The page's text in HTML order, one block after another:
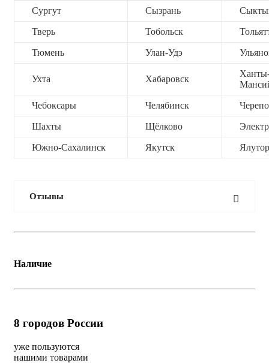
Сургут Сызрань
Тверь Тобольск
Тюмень Улан-Удэ
Ухта Хабаровск
Чебоксары Челябинск
Шахты Щёлково
Южно-Сахалинск Якутск
Отзывы
Наличие
8 городов России
уже пользуются
нашими товарами